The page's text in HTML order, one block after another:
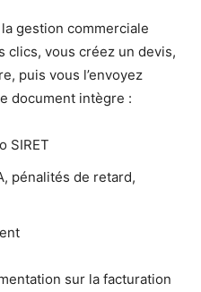
la gestion commerciale
clics, vous créez un devis,
puis vous l’envoyez
document intègre :
SIRET
pénalités de retard,
sur la facturation